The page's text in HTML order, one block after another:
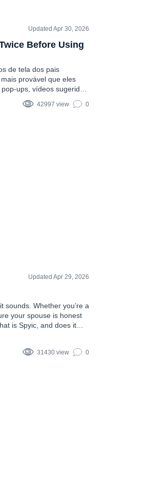
Updated Apr 30, 2026
Before Using
de tela dos pais
provável que eles
ups, vídeos sugeridos
on-line do que
prioridade para
42997 view 0
Updated Apr 29, 2026
sounds. Whether you’re a
your spouse is honest
is Spyic, and does it
31430 view 0